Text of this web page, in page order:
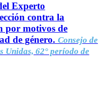
Experto
contra la
por motivos de
de género. Consejo de
Unidas, 62° período de